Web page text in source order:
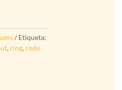
Etiqueta:
, ring, rode